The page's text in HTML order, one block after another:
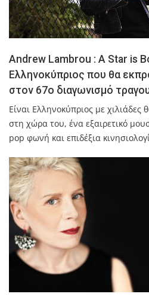
Andrew Lambrou : A Star is
Ελληνοκύπριος που θα
στον 67ο διαγωνισμό
Είναι Ελληνοκύπριος με
στη χώρα του, ένα εξαιρετικό
pop φωνή και επιδέξια